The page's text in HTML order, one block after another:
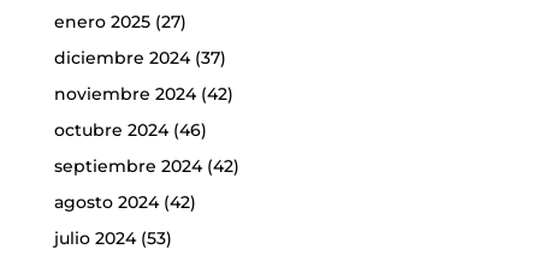
enero 2025(27)
diciembre 2024(37)
noviembre 2024(42)
octubre 2024(46)
septiembre 2024(42)
agosto 2024(42)
julio 2024(53)